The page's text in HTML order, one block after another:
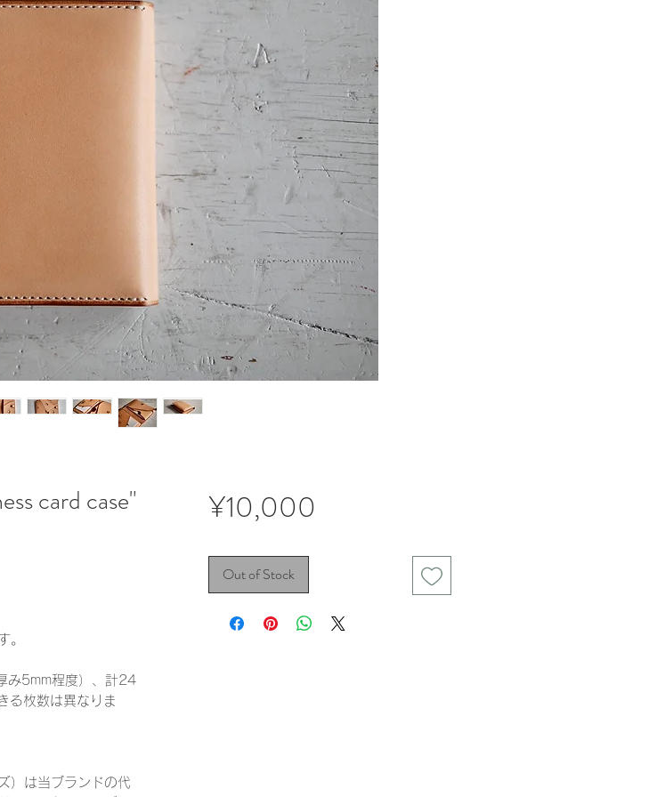
card case"
。
み5mm程度）、計24
る枚数は異なりま
）は当ブランドの代
¥10,000
Out of Stock